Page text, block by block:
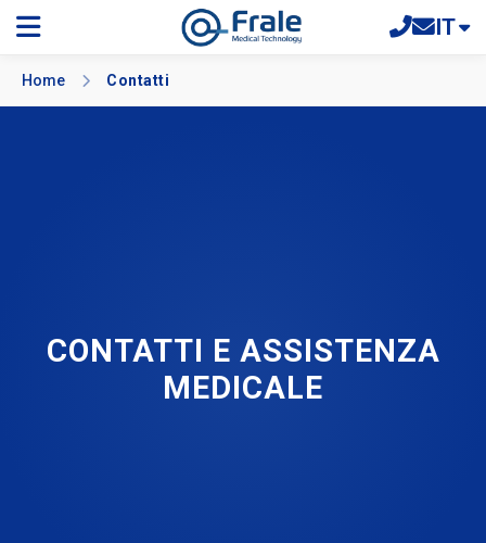
IT
Home Contatti
CONTATTI E ASSISTENZA
MEDICALE